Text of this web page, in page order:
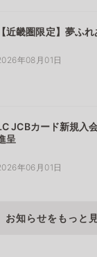
【近畿圏限定】夢ふ
年08月01日
JCBカード新規入
呈
年06月01日
お知らせをもっと